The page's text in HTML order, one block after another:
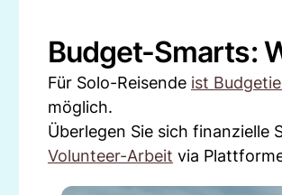
Budget-Smarts:
Für Solo-Reisende ist
möglich.
Überlegen Sie sich finanzielle
Volunteer-Arbeit via